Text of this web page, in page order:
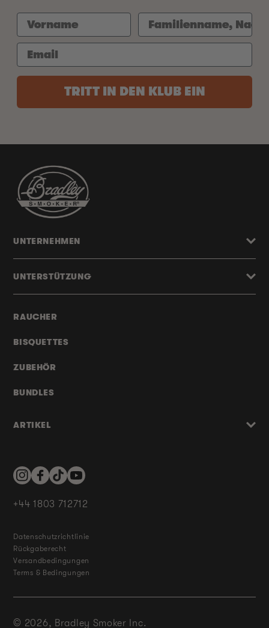
TRITT IN DEN KLUB EIN
RAUCHER
BISQUETTES
ZUBEHÖR
BUNDLES
ARTIKEL
UNTERNEHMEN
UNTERSTÜTZUNG
InstagramFacebookTikTokYouTube
+44 1803 712712
Datenschutzrichtlinie
Rückgaberecht
Versandbedingungen
Terms & Bedingungen
© 2026, Bradley Smoker Inc.